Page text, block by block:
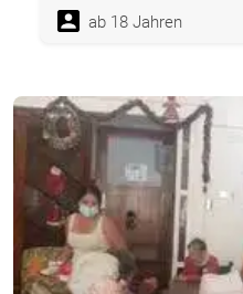
ab 18 Jahren